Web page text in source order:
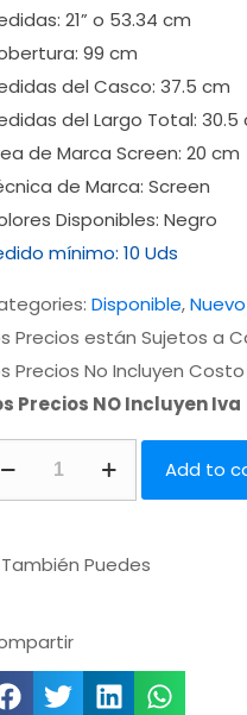
21” o 53.34 cm
99 cm
del Casco: 37.5 cm
del Largo Total: 30.5
de Marca Screen: 20 cm
de Marca: Screen
Disponibles: Negro
mínimo: 10 Uds
Disponible,Nuevo
Precios están Sujetos a
Precios No Incluyen
Precios NO Incluyen Iva
Add to
Puedes